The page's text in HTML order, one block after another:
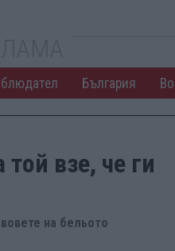
България
взе, че ги
на бельото